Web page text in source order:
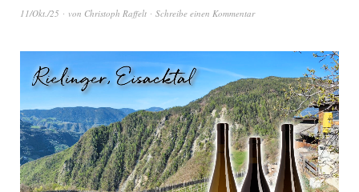
11/Okt./25 von Christoph Raffelt Schreibe einen Kommentar